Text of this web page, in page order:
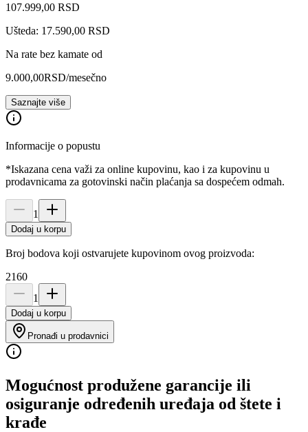
107.999,00 RSD
Ušteda: 17.590,00 RSD
Na rate bez kamate od
9.000,00RSD/mesečno
Saznajte više
Informacije o popustu
*Iskazana cena važi za online kupovinu, kao i za kupovinu u
prodavnicama za gotovinski način plaćanja sa dospećem odmah.
1
Dodaj u korpu
Broj bodova koji ostvarujete kupovinom ovog proizvoda:
2160
1
Dodaj u korpu
Pronađi u prodavnici
Mogućnost produžene garancije ili
osiguranje određenih uređaja od štete i
krađe